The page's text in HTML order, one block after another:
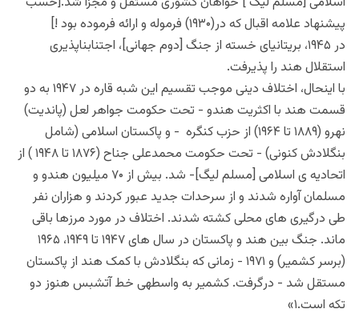
پیشنهاد علامه اقبال که در(۱۹۳۰) فرموله و ارائه فرموده بود !]
در ۱۹۴۵، بریتانیای خسته از جنگ [دوم جهانی]، اجتناب‏ناپذیری
استقلال هند را پذیرفت.
با این‏حال، اختلاف دینی موجب تقسیم این شبه ‏قاره در ۱۹۴۷ به دو
قسمت هند با اکثریت هندو -‏ تحت حکومت جواهر لعل (پاندیت)
نهرو (۱۸۸۹ تا ۱۹۶۴) از حزب کنگره -‏ و پاکستان اسلامی (شامل
بنگلادش کنونی) -‏ تحت حکومت محمدعلی جناح (۱۸۷۶ تا ۱۹۴۸ ) از
اتحادیه ی اسلامی [مسلم لیگ]-‏ شد. بیش از ۷۰ میلیون هندو و
مسلمان آواره شدند و از سرحدات جدید عبور کردند و هزاران نفر
طی درگیری های محلی کشته شدند. اختلاف در مورد مرزها باقی
ماند. جنگ بین هند و پاکستان در سال های ۱۹۴۷ تا ۱۹۴۹، ۱۹۶۵
(برسر کشمیر) و ۱۹۷۱ -‏ زمانی که بنگلادش با کمک هند از پاکستان
مستقل شد -‏ درگرفت. کشمیر به واسطه‎ی خط آتش‏بس هنوز دو
تکه است.۱»